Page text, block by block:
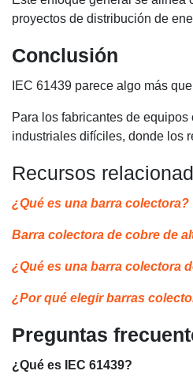
proyectos de distribución de
Conclusión
IEC 61439 parece algo más
Para los fabricantes de
industriales difíciles, donde los
Recursos
¿Qué es una barra colectora?
Barra colectora de cobre de
¿Qué es una barra colectora
¿Por qué elegir barras
Preguntas
¿Qué es IEC 61439?